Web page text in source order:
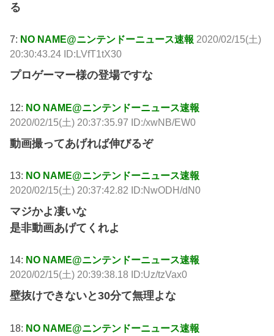
る
7: NO NAME@ニンテンドーニュース速報 2020/02/15(土)
20:30:43.24 ID:LVfT1tX30
プロゲーマー様の登場ですな
12: NO NAME@ニンテンドーニュース速報
2020/02/15(土) 20:37:35.97 ID:/xwNB/EW0
動画撮ってあげれば伸びるぞ
13: NO NAME@ニンテンドーニュース速報
2020/02/15(土) 20:37:42.82 ID:NwODH/dN0
マジかよ凄いな
是非動画あげてくれよ
14: NO NAME@ニンテンドーニュース速報
2020/02/15(土) 20:39:38.18 ID:Uz/tzVax0
壁抜けできないと30分て無理よな
18: NO NAME@ニンテンドーニュース速報